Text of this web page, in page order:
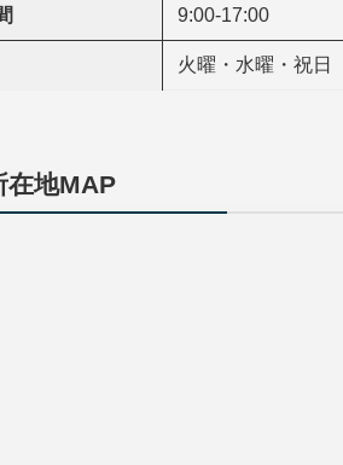
9:00-17:00
火曜・水曜・祝日
在地MAP